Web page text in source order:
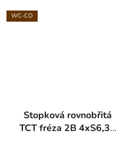
WC-CO
Stopková rovnobřitá
TCT fréza 2B 4xS6,35